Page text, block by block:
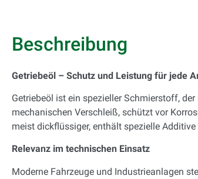
Beschreibung
Getriebeöl – Schutz und Leistung für jede
Getriebeöl ist ein spezieller Schmierstoff,
mechanischen Verschleiß, schützt vor
meist dickflüssiger, enthält spezielle
Relevanz im technischen Einsatz
Moderne Fahrzeuge und Industrieanlagen